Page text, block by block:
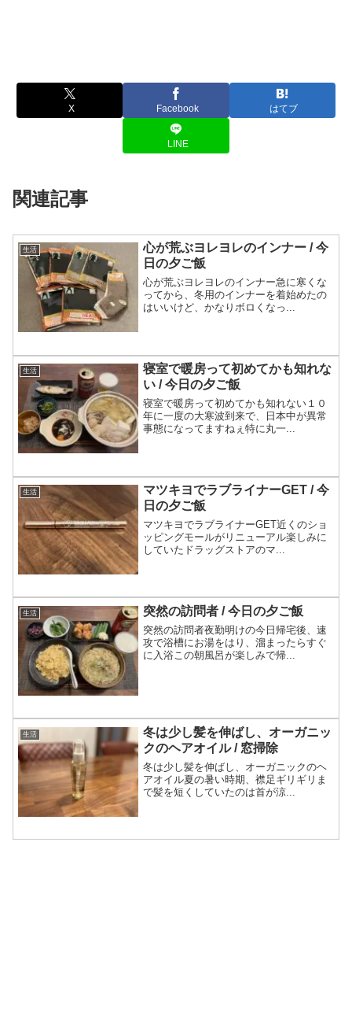
X Facebook はてブ
LINE
関連記事
生活
心が荒ぶヨレヨレのインナー / 今
日の夕ご飯
心が荒ぶヨレヨレのインナー急に寒くな
ってから、冬用のインナーを着始めたの
はいいけど、かなりボロくなっ...
生活
寝室で暖房って初めてかも知れな
い / 今日の夕ご飯
寝室で暖房って初めてかも知れない１０
年に一度の大寒波到来で、日本中が異常
事態になってますねぇ特に丸一...
生活
マツキヨでラブライナーGET / 今
日の夕ご飯
マツキヨでラブライナーGET近くのショ
ッピングモールがリニューアル楽しみに
していたドラッグストアのマ...
生活 突然の訪問者 / 今日の夕ご飯
突然の訪問者夜勤明けの今日帰宅後、速
攻で浴槽にお湯をはり、溜まったらすぐ
に入浴この朝風呂が楽しみで帰...
生活
冬は少し髪を伸ばし、オーガニッ
クのヘアオイル / 窓掃除
冬は少し髪を伸ばし、オーガニックのヘ
アオイル夏の暑い時期、襟足ギリギリま
で髪を短くしていたのは首が涼...